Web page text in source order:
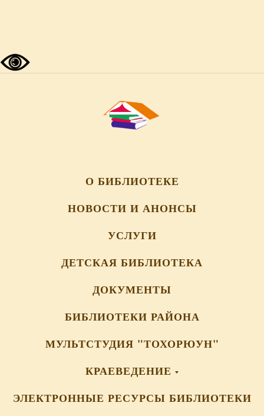
О БИБЛИОТЕКЕ
НОВОСТИ И АНОНСЫ
УСЛУГИ
ДЕТСКАЯ БИБЛИОТЕКА
ДОКУМЕНТЫ
БИБЛИОТЕКИ РАЙОНА
МУЛЬТСТУДИЯ "ТОХОРЮУН"
КРАЕВЕДЕНИЕ
ЭЛЕКТРОННЫЕ РЕСУРСЫ БИБЛИОТЕКИ